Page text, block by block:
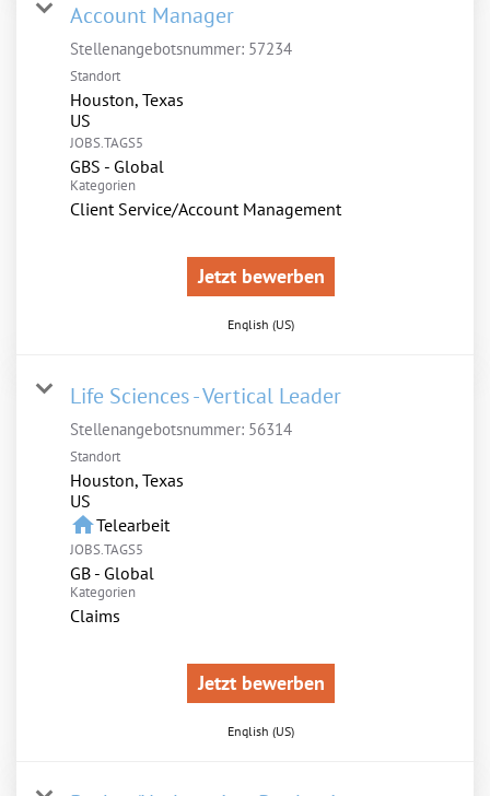
Account Manager
Stellenangebotsnummer: 57234
Standort
Houston, Texas
JOBS.TAGS5
GBS - Global
Kategorien
Client Service/Account Management
Jetzt bewerben
English (US)
Life Sciences - Vertical Leader
Stellenangebotsnummer: 56314
Standort
Houston, Texas
homeTelearbeit
JOBS.TAGS5
GB - Global
Kategorien
Claims
Jetzt bewerben
English (US)